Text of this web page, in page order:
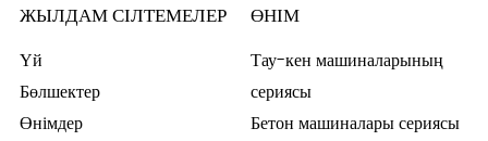
ЖЫЛДАМ СІЛТЕМЕЛЕР
Үй
Бөлшектер
Өнімдер
ӨНІМ
Тау-кен машиналарының
сериясы
Бетон машиналары сериясы